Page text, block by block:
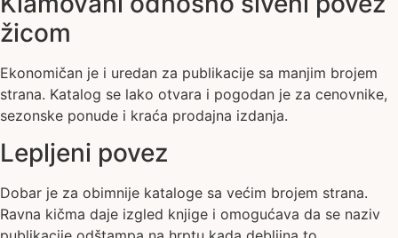
žicom
Ekonomičan je i uredan za publikacije sa manjim brojem
strana. Katalog se lako otvara i pogodan je za cenovnike,
sezonske ponude i kraća prodajna izdanja.
Lepljeni povez
Dobar je za obimnije kataloge sa većim brojem strana.
Ravna kičma daje izgled knjige i omogućava da se naziv